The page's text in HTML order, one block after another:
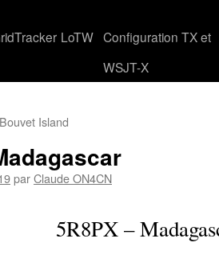
LoTW Configuration TX et
WSJT-X
Island
parClaude ON4CN
5R8PX –